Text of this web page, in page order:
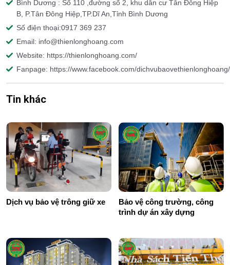
Bình Dương : Số 110 ,đường số 2, khu dân cư Tân Đông Hiệp
B, P.Tân Đông Hiệp,TP.Dĩ An,Tỉnh Bình Dương
Số điện thoại:0917 369 237
Email: info@thienlonghoang.com
Website: https://thienlonghoang.com/
Fanpage: https://www.facebook.com/dichvubaovethienlonghoang/
Tin khác
Dịch vụ bảo vệ trông giữ xe
Bảo vệ công trường, công
trình dự án xây dựng